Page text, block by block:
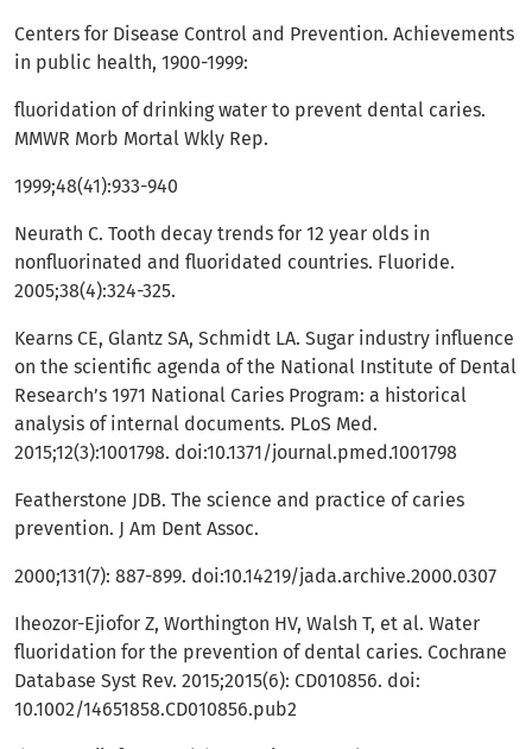
Centers for Disease Control and Prevention. Achievements
in public health, 1900-1999:
fluoridation of drinking water to prevent dental caries.
MMWR Morb Mortal Wkly Rep.
1999;48(41):933-940
Neurath C. Tooth decay trends for 12 year olds in
nonfluorinated and fluoridated countries. Fluoride.
2005;38(4):324-325.
Kearns CE, Glantz SA, Schmidt LA. Sugar industry influence
on the scientific agenda of the National Institute of Dental
Research’s 1971 National Caries Program: a historical
analysis of internal documents. PLoS Med.
2015;12(3):1001798. doi:10.1371/journal.pmed.1001798
Featherstone JDB. The science and practice of caries
prevention. J Am Dent Assoc.
2000;131(7): 887-899. doi:10.14219/jada.archive.2000.0307
Iheozor-Ejiofor Z, Worthington HV, Walsh T, et al. Water
fluoridation for the prevention of dental caries. Cochrane
Database Syst Rev. 2015;2015(6): CD010856. doi:
10.1002/14651858.CD010856.pub2